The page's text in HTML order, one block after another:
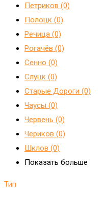
Петриков (0)
Полоцк (0)
Речица (0)
Рогачёв (0)
Сенно (0)
Слуцк (0)
Старые Дороги (0)
Чаусы (0)
Червень (0)
Чериков (0)
Шклов (0)
Показать больше
Тип